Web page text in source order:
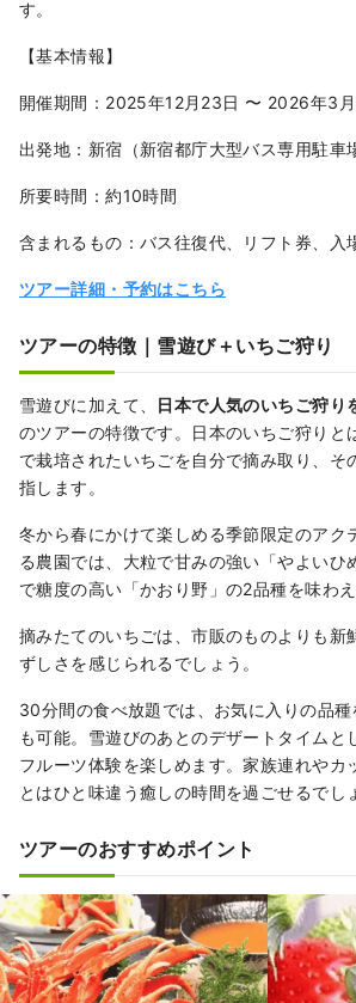
す。
【基本情報】
開催期間：2025年12月23日 〜 2026年3
出発地：新宿（新宿都庁大型バス専用駐車
所要時間：約10時間
含まれるもの：バス往復代、リフト券、入
ツアー詳細・予約はこちら
ツアーの特徴｜雪遊び＋いちご狩り
雪遊びに加えて、 日本で人気のいちご狩り
のツアーの特徴です。日本のいちご狩りと
で栽培されたいちごを自分で摘み取り、そ
指します。
冬から春にかけて楽しめる季節限定のアク
る農園では、大粒で甘みの強い「やよいひ
で糖度の高い「かおり野」の2品種を味わえ
摘みたてのいちごは、市販のものよりも新
ずしさを感じられるでしょう。
30分間の食べ放題では、お気に入りの品
も可能。雪遊びのあとのデザートタイムと
フルーツ体験を楽しめます。家族連れやカ
とはひと味違う癒しの時間を過ごせるでし
ツアーのおすすめポイント